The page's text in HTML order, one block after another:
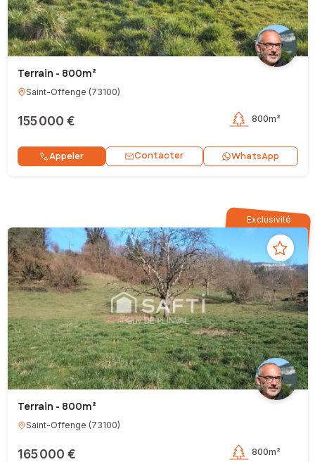
Terrain - 800m²
Saint-Offenge (73100)
155 000 € 800m²
Appeler Contacter WhatsApp
Exclusivité
Terrain - 800m²
Saint-Offenge (73100)
165 000 € 800m²